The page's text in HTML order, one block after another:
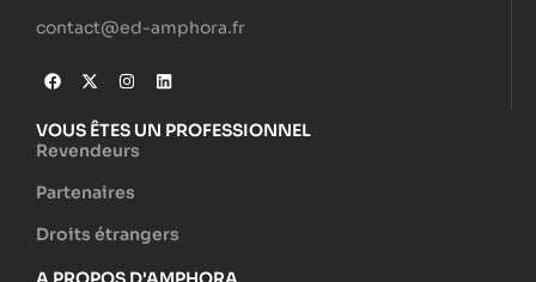
contact@ed-amphora.fr
VOUS ÊTES UN PROFESSIONNEL
Revendeurs
Partenaires
Droits étrangers